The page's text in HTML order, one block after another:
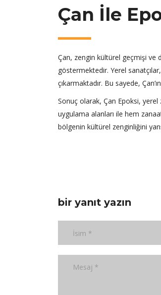
Çan İle
Çan, zengin kültürel geçmişi ve
göstermektedir. Yerel
çıkarmaktadır. Bu sayede,
Sonuç olarak, Çan Epoksi, yerel
uygulama alanları ile hem
bölgenin kültürel zenginliğini
bir yanıt yazın